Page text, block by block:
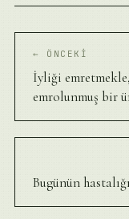
← ÖNCEKI
İyliği
emrolunmuş bir
Bugünün